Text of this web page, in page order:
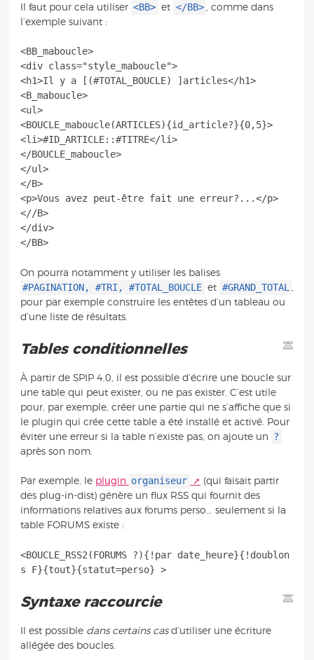
Il faut pour cela utiliser <BB> et </BB>
, comme dans
l’exemple suivant :
<BB_maboucle>
<div class="style_maboucle">
<h1>Il y a [(#TOTAL_BOUCLE) ]articles</h1>
<B_maboucle>
<ul>
<BOUCLE_maboucle(ARTICLES){id_article?}{0,5}>
<li>#ID_ARTICLE::#TITRE</li>
</BOUCLE_maboucle>
</ul>
</B>
<p>Vous avez peut-être fait une erreur?...</p>
<//B>
</div>
</BB>
On pourra notamment y utiliser les balises
#PAGINATION, #TRI, #TOTAL_BOUCLE et #GRAND_TOTAL
pour par exemple construire les entêtes d’un tableau ou
d’une liste de résultats.
Tables conditionnelles
À partir de SPIP 4.0, il est possible d’écrire une boucle sur
une table qui peut exister, ou ne pas exister. C’est utile
pour, par exemple, créer une partie qui ne s’affiche que si
le plugin qui crée cette table a été installé et activé. Pour
éviter une erreur si la table n’existe pas, on ajoute un ?
après son nom.
Par exemple, le plugin organiseur
(qui faisait partir
des plug-in-dist) génère un flux RSS qui fournit des
informations relatives aux forums perso... seulement si la
table FORUMS existe :
<BOUCLE_RSS2(FORUMS ?){!par date_heure}{!doublon
s F}{tout}{statut=perso} >
Syntaxe raccourcie
Il est possible dans certains casd’utiliser une écriture
allégée des boucles.